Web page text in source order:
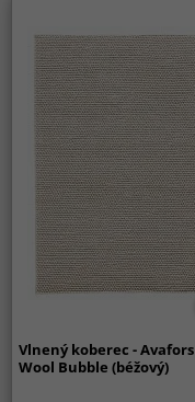
Vlnený koberec - Avafors
Wool Bubble (béžový)